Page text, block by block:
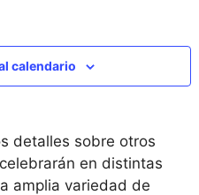
calendario
detalles sobre otros
en distintas
amplia variedad de